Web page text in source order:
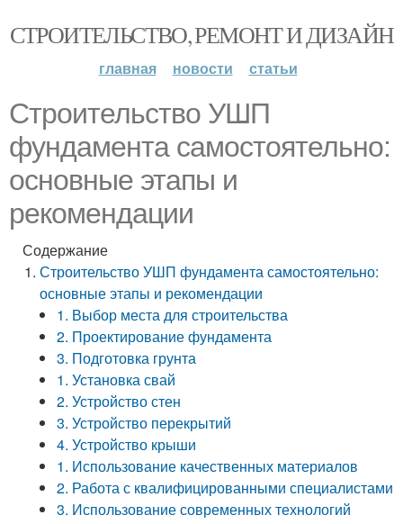
СТРОИТЕЛЬСТВО, РЕМОНТ И ДИЗАЙН
главная новости статьи
Строительство УШП
фундамента самостоятельно:
основные этапы и
рекомендации
Содержание
Строительство УШП фундамента самостоятельно:
основные этапы и рекомендации
1. Выбор места для строительства
2. Проектирование фундамента
3. Подготовка грунта
1. Установка свай
2. Устройство стен
3. Устройство перекрытий
4. Устройство крыши
1. Использование качественных материалов
2. Работа с квалифицированными специалистами
3. Использование современных технологий